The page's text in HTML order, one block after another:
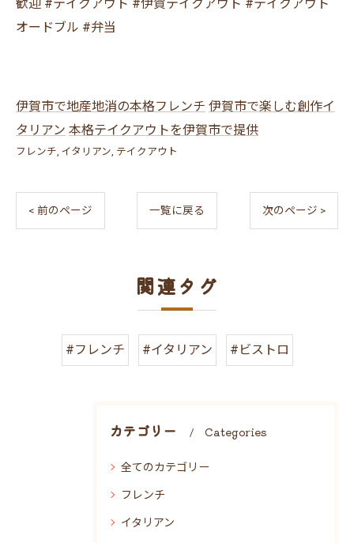
歓迎 #テイクアウト #伊賀テイクアウト #テイクアウト
オードブル #弁当
伊賀市で地産地消の本格フレンチ 伊賀市で楽しむ創作イ
タリアン 本格テイクアウトを伊賀市で提供
フレンチ イタリアン テイクアウト
< 前のページ 一覧に戻る 次のページ >
関連タグ
#フレンチ #イタリアン #ビストロ
カテゴリー Categories
全てのカテゴリー
フレンチ
イタリアン